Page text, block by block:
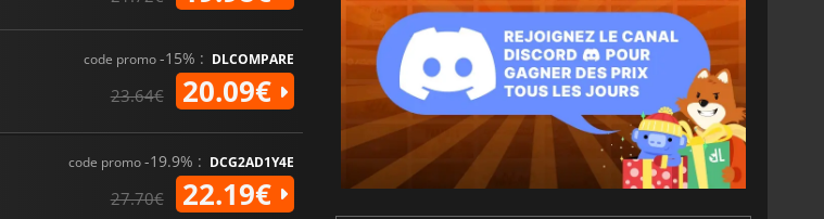
code promo-15% : DLCOMPARE
23.64€ 20.09€
code promo-19.9% : DCG2AD1Y4E
27.70€ 22.19€